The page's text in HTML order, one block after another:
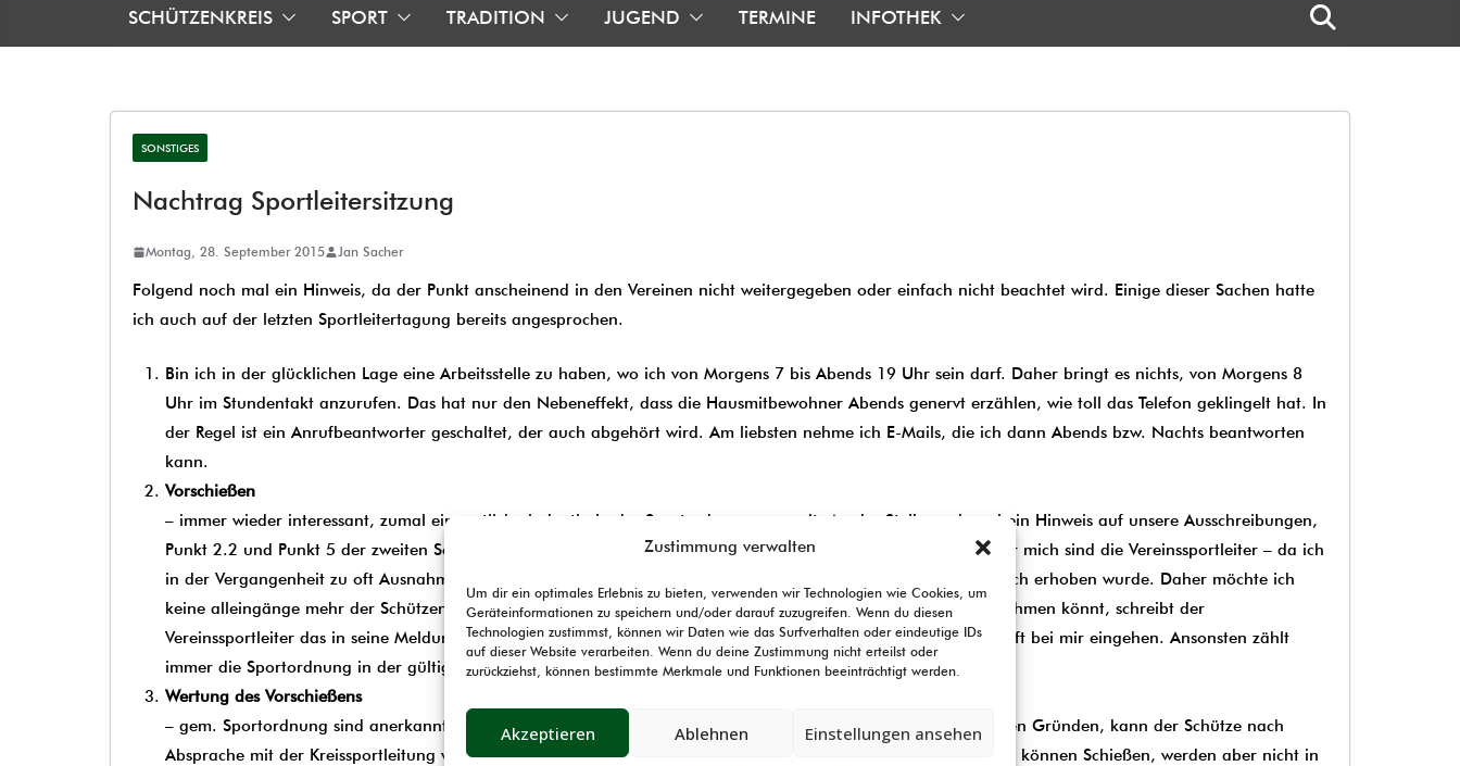
Zustimmung verwalten
Um dir ein optimales Erlebnis zu bieten, verwenden wir Technologien wie Cookies, um
Geräteinformationen zu speichern und/oder darauf zuzugreifen. Wenn du diesen
Technologien zustimmst, können wir Daten wie das Surfverhalten oder eindeutige IDs
auf dieser Website verarbeiten. Wenn du deine Zustimmung nicht erteilst oder
zurückziehst, können bestimmte Merkmale und Funktionen beeinträchtigt werden.
Akzeptieren Ablehnen Einstellungen ansehen
SCHÜTZENKREIS SPORT TRADITION JUGEND TERMINE INFOTHEK
SONSTIGES
Nachtrag Sportleitersitzung
Montag, 28. September 2015 Jan Sacher
Folgend noch mal ein Hinweis, da der Punkt anscheinend in den Vereinen nicht weitergegeben oder einfach nicht beachtet wird. Einige dieser Sachen hatte
ich auch auf der letzten Sportleitertagung bereits angesprochen.
Bin ich in der glücklichen Lage eine Arbeitsstelle zu haben, wo ich von Morgens 7 bis Abends 19 Uhr sein darf. Daher bringt es nichts, von Morgens 8
Uhr im Stundentakt anzurufen. Das hat nur den Nebeneffekt, dass die Hausmitbewohner Abends genervt erzählen, wie toll das Telefon geklingelt hat. In
der Regel ist ein Anrufbeantworter geschaltet, der auch abgehört wird. Am liebsten nehme ich E-Mails, die ich dann Abends bzw. Nachts beantworten
kann.
Vorschießen
– immer wieder interessant, zumal eingentlich eindeutig in der Sportordnung geregelt. An der Stelle auch mal ein Hinweis auf unsere Ausschreibungen,
Punkt 2.2 und Punkt 5 der zweiten Seite. Das kleingedruckte ist nicht ohne Grund dahinter. Ansprechpartner für mich sind die Vereinssportleiter – da ich
in der Vergangenheit zu oft Ausnahmen erlaubt habe, wo mir teilweise schriftlich von Vereinsportleitern Einspruch erhoben wurde. Daher möchte ich
keine alleingänge mehr der Schützen. Wenn es z.B. Probleme gibt, dass Ihr nicht am Meisterschaftstermin teilnehmen könnt, schreibt der
Vereinssportleiter das in seine Meldung – daher sollte diese Meldung auch nicht eine Woche vor der Meisterschaft bei mir eingehen. Ansonsten zählt
immer die Sportordnung in der gültigen Fassung.
Wertung des Vorschießens
– gem. Sportordnung sind anerkannte Gründe definiert, warum ein Schütze vorschießen darf. Bei den genannten Gründen, kann der Schütze nach
Absprache mit der Kreissportleitung vorschießen und wird in die Werutng aufgenommen. Alle anderen Schützen können Schießen, werden aber nicht in